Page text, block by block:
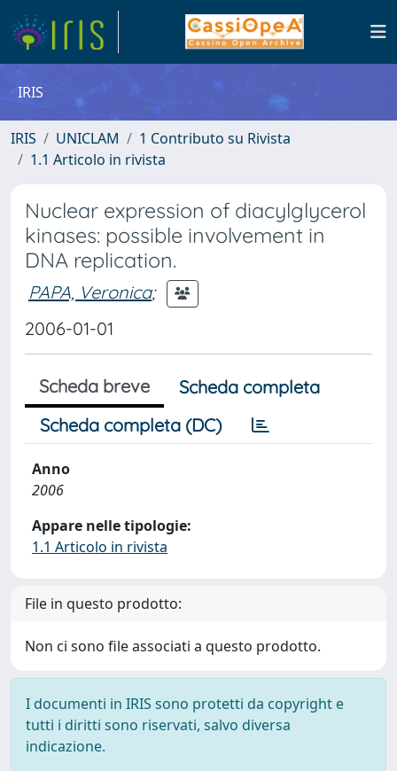
IRIS
IRIS UNICLAM
1 Contributo su Rivista
1.1 Articolo in rivista
Nuclear expression of diacylglycerol
kinases: possible involvement in
DNA replication.
PAPA, Veronica;
2006-01-01
Scheda breve
Scheda completa
Scheda completa (DC)
Anno
2006
Appare nelle tipologie:
1.1 Articolo in rivista
File in questo prodotto:
Non ci sono file associati a questo prodotto.
I documenti in IRIS sono protetti da copyright e
tutti i diritti sono riservati, salvo diversa
indicazione.